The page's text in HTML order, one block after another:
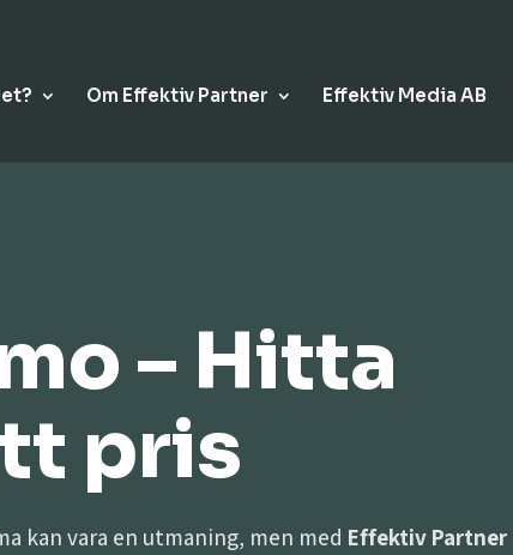
Om Effektiv Partner Effektiv Media AB
– Hitta
pris
kan vara en utmaning, men med Effektiv Partner